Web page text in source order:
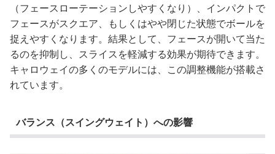
（フェースローテーションしやすくなり）、インパクトで
フェースがスクエア、もしくはやや閉じた状態でボールを
捉えやすくなります。結果として、フェースが開いて当た
るのを抑制し、スライスを軽減する効果が期待できます。
キャロウェイの多くのモデルには、この調整機能が搭載さ
れています。
バランス（スイングウェイト）への影響